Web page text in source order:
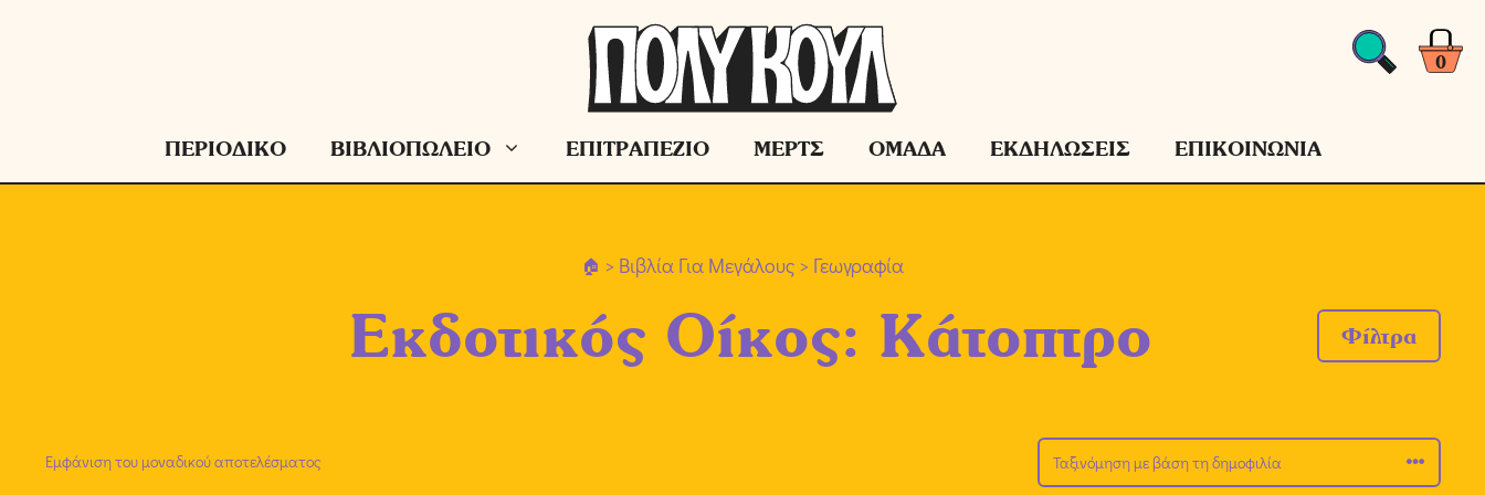
0
ΠΕΡΙΟΔΙΚΟ ΒΙΒΛΙΟΠΩΛΕΙΟ ΕΠΙΤΡΑΠΕΖΙΟ ΜΕΡΤΣ ΟΜΑΔΑ ΕΚΔΗΛΩΣΕΙΣ ΕΠΙΚΟΙΝΩΝΙΑ
> Βιβλία Για Μεγάλους > Γεωγραφία
Εκδοτικός Οίκος: Κάτοπτρο Φίλτρα
Εμφάνιση του μοναδικού αποτελέσματος